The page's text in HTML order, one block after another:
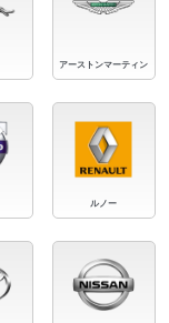
アーストンマーティン
ルノー